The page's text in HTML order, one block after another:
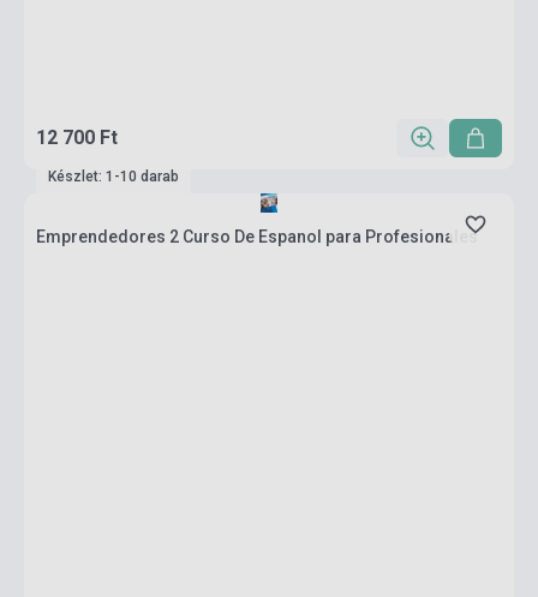
12 700 Ft
Készlet: 1-10 darab
Emprendedores 2 Curso De Espanol para Profesionales